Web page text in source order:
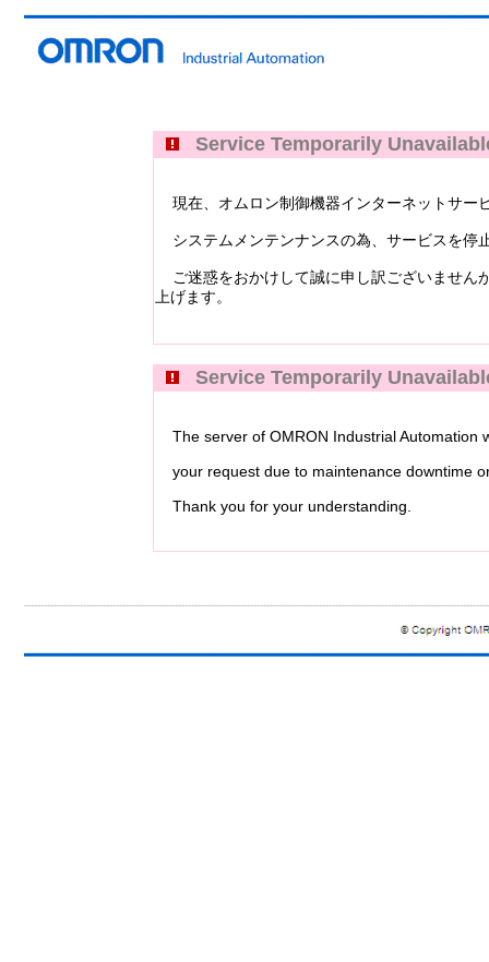
Service Temporarily
現在、オムロン制御機器インターネットサー
システムメンテンナンスの為、サービスを停
ご迷惑をおかけして誠に申し訳ございません
上げます。
Service Temporarily
The server of OMRON Industrial Automation
your request due to maintenance downtime
Thank you for your understanding.